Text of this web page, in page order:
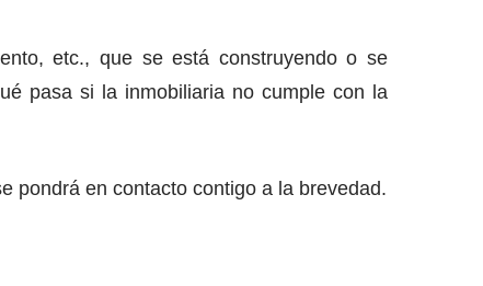
etc., que se está construyendo o se
pasa si la inmobiliaria no cumple con la
pondrá en contacto contigo a la brevedad.